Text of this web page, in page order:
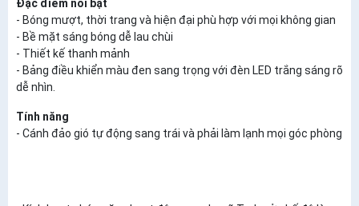
Đặc điểm nổi bật
- Bóng mượt, thời trang và hiện đại phù hợp với mọi không gian
- Bề mặt sáng bóng dễ lau chùi
- Thiết kế thanh mảnh
- Bảng điều khiển màu đen sang trọng với đèn LED trắng sáng rõ
dễ nhìn.
Tính năng
- Cánh đảo gió tự động sang trái và phải làm lạnh mọi góc phòng